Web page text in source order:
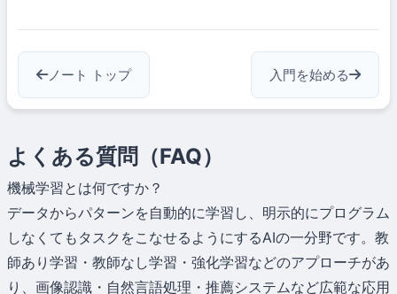
ノート トップ 入門を始める
よくある質問（FAQ）
機械学習とは何ですか？
データからパターンを自動的に学習し、明示的にプログラム
しなくてもタスクをこなせるようにするAIの一分野です。教
師あり学習・教師なし学習・強化学習などのアプローチがあ
り、画像認識・自然言語処理・推薦システムなど広範な応用